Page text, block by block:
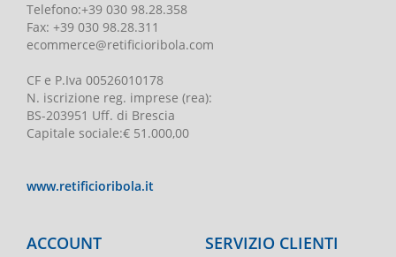
Telefono:+39 030 98.28.358
Fax: +39 030 98.28.311
ecommerce@retificioribola.com
CF e P.Iva 00526010178
N. iscrizione reg. imprese (rea):
BS-203951 Uff. di Brescia
Capitale sociale:€ 51.000,00
www.retificioribola.it
ACCOUNT SERVIZIO CLIENTI